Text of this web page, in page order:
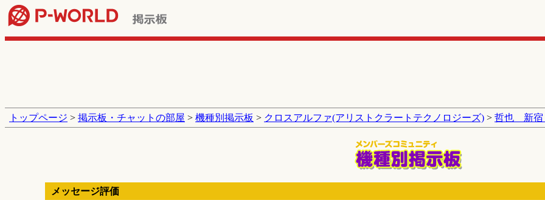
トップページ > 掲示板・チャットの部屋 > 機種別掲示板 > クロスアルファ(アリストクラートテクノロジーズ) > 哲也 新宿
メッセージ評価